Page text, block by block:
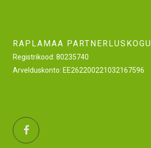
RAPLAMAA PARTNERLUSKOGU
Registrikood: 80235740
Arvelduskonto: EE262200221032167596